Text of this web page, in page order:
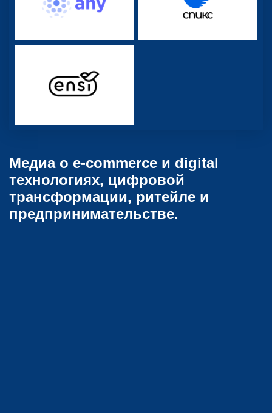
Медиа о e-commerce и digital
технологиях, цифровой
трансформации, ритейле и
предпринимательстве.